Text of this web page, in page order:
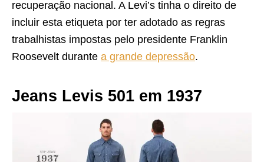
recuperação nacional. A Levi’s tinha o direito de
incluir esta etiqueta por ter adotado as regras
trabalhistas impostas pelo presidente Franklin
Roosevelt durante a grande depressão.
Jeans Levis 501 em 1937